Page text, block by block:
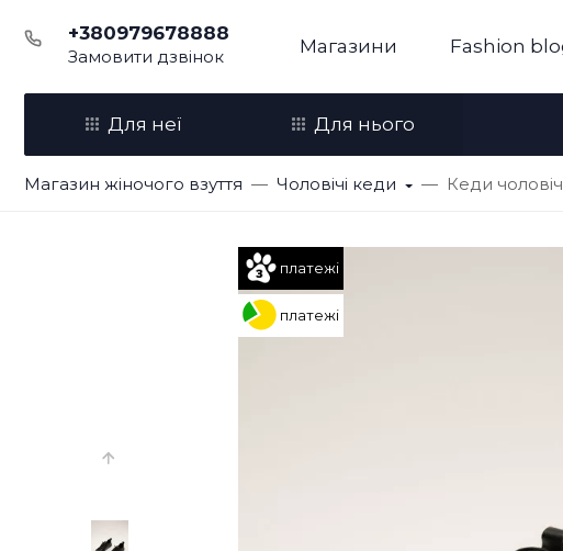
+380979678888
Замовити дзвінок Магазини Fashion
Для неї Для нього
Магазин жіночого взуття Чоловічі кеди Кеди
платежі
платежі